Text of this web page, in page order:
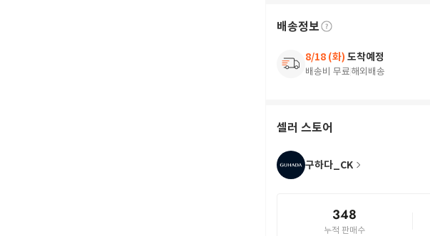
배송정보
8/18 (화) 도착예정
배송비 무료해외배송
셀러 스토어
구하다_CK
348
누적 판매수